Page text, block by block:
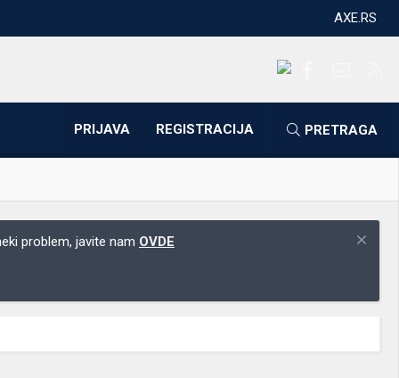
AXE.RS
PRIJAVA REGISTRACIJA PRETRAGA
problem, javite nam OVDE